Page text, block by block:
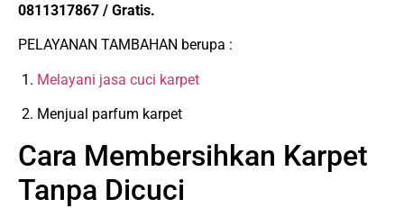
0811317867 / Gratis.
PELAYANAN TAMBAHAN berupa :
1. Melayani jasa cuci karpet
2. Menjual parfum karpet
Cara Membersihkan Karpet
Tanpa Dicuci